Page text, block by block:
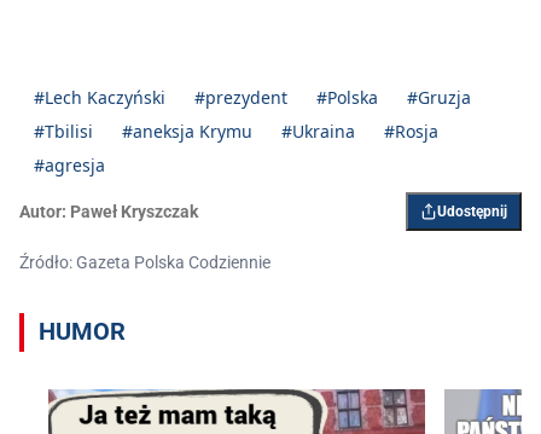
#Lech Kaczyński #prezydent #Polska
#Gruzja
#Tbilisi
#aneksja Krymu #Ukraina
#Rosja
#agresja
Autor: Paweł Kryszczak Udostępnij
Źródło: Gazeta Polska Codziennie
HUMOR